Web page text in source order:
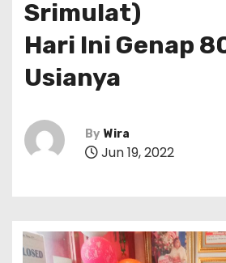
Srimulat)
Hari Ini Genap
Usianya
By Wira
Jun 19, 2022